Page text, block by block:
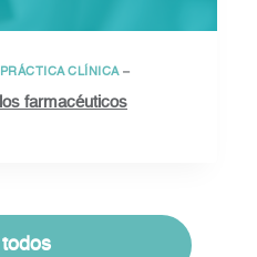
CLÍNICA–
farmacéuticos